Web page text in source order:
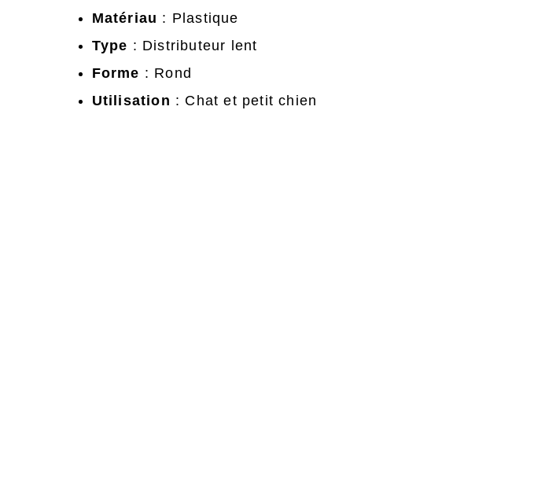
Matériau : Plastique
Type : Distributeur lent
Forme : Rond
Utilisation : Chat et petit chien